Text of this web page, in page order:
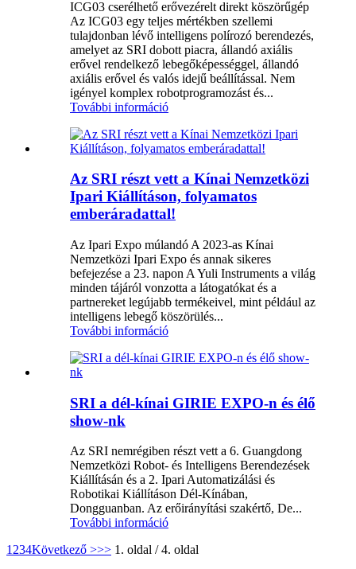
ICG03 cserélhető erővezérelt direkt köszörűgép
Az ICG03 egy teljes mértékben szellemi
tulajdonban lévő intelligens polírozó berendezés,
amelyet az SRI dobott piacra, állandó axiális
erővel rendelkező lebegőképességgel, állandó
axiális erővel és valós idejű beállítással. Nem
igényel komplex robotprogramozást és...
További információ
Az SRI részt vett a Kínai Nemzetközi
Ipari Kiállításon, folyamatos
emberáradattal!
Az Ipari Expo múlandó A 2023-as Kínai
Nemzetközi Ipari Expo és annak sikeres
befejezése a 23. napon A Yuli Instruments a világ
minden tájáról vonzotta a látogatókat és a
partnereket legújabb termékeivel, mint például az
intelligens lebegő köszörülés...
További információ
SRI a dél-kínai GIRIE EXPO-n és élő
show-nk
Az SRI nemrégiben részt vett a 6. Guangdong
Nemzetközi Robot- és Intelligens Berendezések
Kiállításán és a 2. Ipari Automatizálási és
Robotikai Kiállításon Dél-Kínában,
Dongguanban. Az erőirányítási szakértő, De...
További információ
1234Következő >>> 1. oldal / 4. oldal